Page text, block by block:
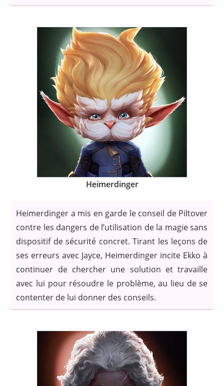
Heimerdinger
Heimerdinger a mis en garde le conseil de Piltover
contre les dangers de l’utilisation de la magie sans
dispositif de sécurité concret. Tirant les leçons de
ses erreurs avec Jayce, Heimerdinger incite Ekko à
continuer de chercher une solution et travaille
avec lui pour résoudre le problème, au lieu de se
contenter de lui donner des conseils.